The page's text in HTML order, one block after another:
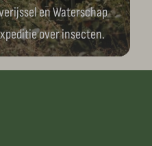
en Waterschap
over insecten.